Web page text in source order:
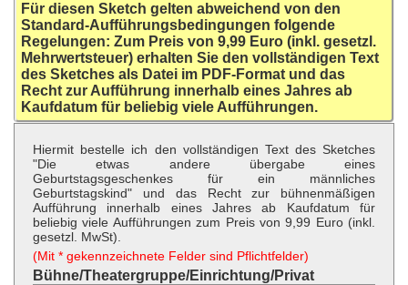
Für diesen Sketch gelten abweichend von den
Standard-Aufführungsbedingungen folgende
Regelungen: Zum Preis von 9,99 Euro (inkl. gesetzl.
Mehrwertsteuer) erhalten Sie den vollständigen Text
des Sketches als Datei im PDF-Format und das
Recht zur Aufführung innerhalb eines Jahres ab
Kaufdatum für beliebig viele Aufführungen.
Hiermit bestelle ich den vollständigen Text des Sketches
"Die etwas andere übergabe eines
Geburtstagsgeschenkes für ein männliches
Geburtstagskind" und das Recht zur bühnenmäßigen
Aufführung innerhalb eines Jahres ab Kaufdatum für
beliebig viele Aufführungen zum Preis von 9,99 Euro (inkl.
gesetzl. MwSt).
(Mit * gekennzeichnete Felder sind Pflichtfelder)
Bühne/Theatergruppe/Einrichtung/Privat